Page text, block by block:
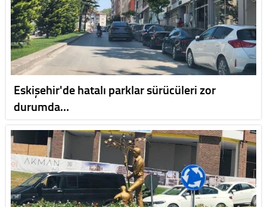
Eskişehir'de hatalı parklar sürücüleri zor
durumda…